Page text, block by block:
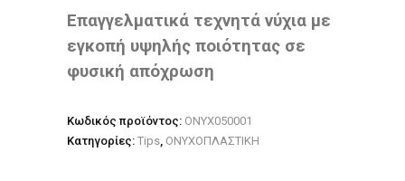
Επαγγελματικά τεχνητά νύχια με
εγκοπή υψηλής ποιότητας σε
φυσική απόχρωση
Κωδικός προϊόντος: ONYX050001
Κατηγορίες: Tips, ΟΝΥΧΟΠΛΑΣΤΙΚΗ